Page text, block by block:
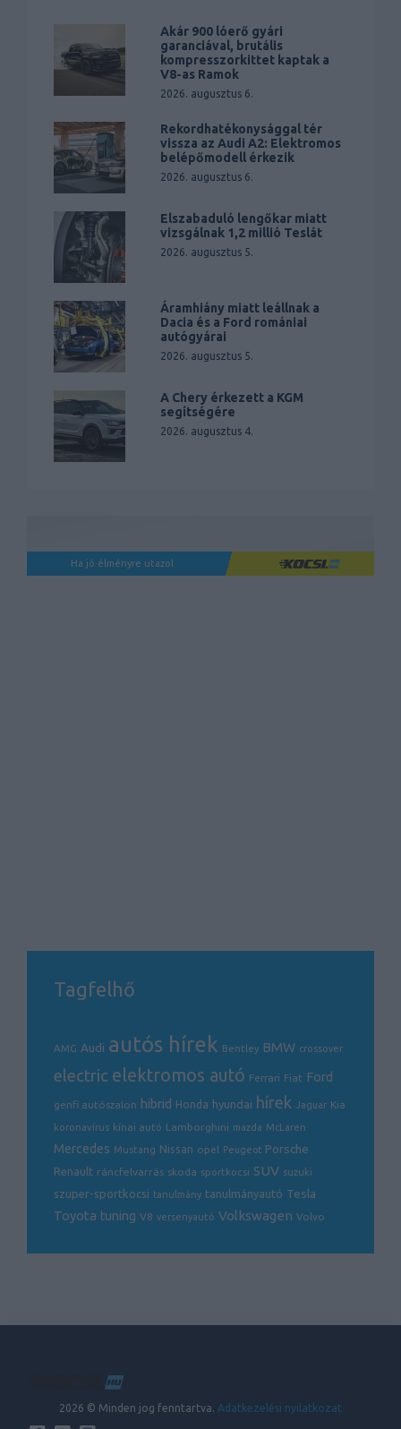
Akár 900 lóerő gyári
garanciával, brutális
kompresszorkittet kaptak a
V8-as Ramok
2026. augusztus 6.
Rekordhatékonysággal tér
vissza az Audi A2: Elektromos
belépőmodell érkezik
2026. augusztus 6.
Elszabaduló lengőkar miatt
vizsgálnak 1,2 millió Teslát
2026. augusztus 5.
Áramhiány miatt leállnak a
Dacia és a Ford romániai
autógyárai
2026. augusztus 5.
A Chery érkezett a KGM
segítségére
2026. augusztus 4.
Ha jó élményre utazol
Tagfelhő
AMG Audi autós hírek Bentley BMW crossover
electric elektromos autó Ferrari Fiat Ford
genfi autószalon hibrid Honda hyundai hírek Jaguar Kia
koronavírus kínai autó Lamborghini mazda McLaren
Mercedes Mustang Nissan opel Peugeot Porsche
Renault ráncfelvarrás skoda sportkocsi SUV suzuki
szuper-sportkocsi tanulmány tanulmányautó Tesla
Toyota tuning V8 versenyautó Volkswagen Volvo
2026 © Minden jog fenntartva. Adatkezelési nyilatkozat